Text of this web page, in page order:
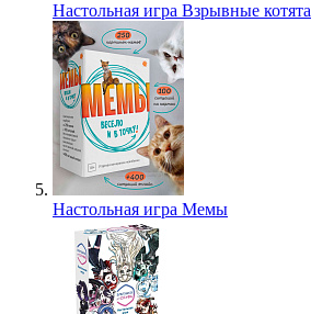
Настольная игра Взрывные котята
Настольная игра Мемы